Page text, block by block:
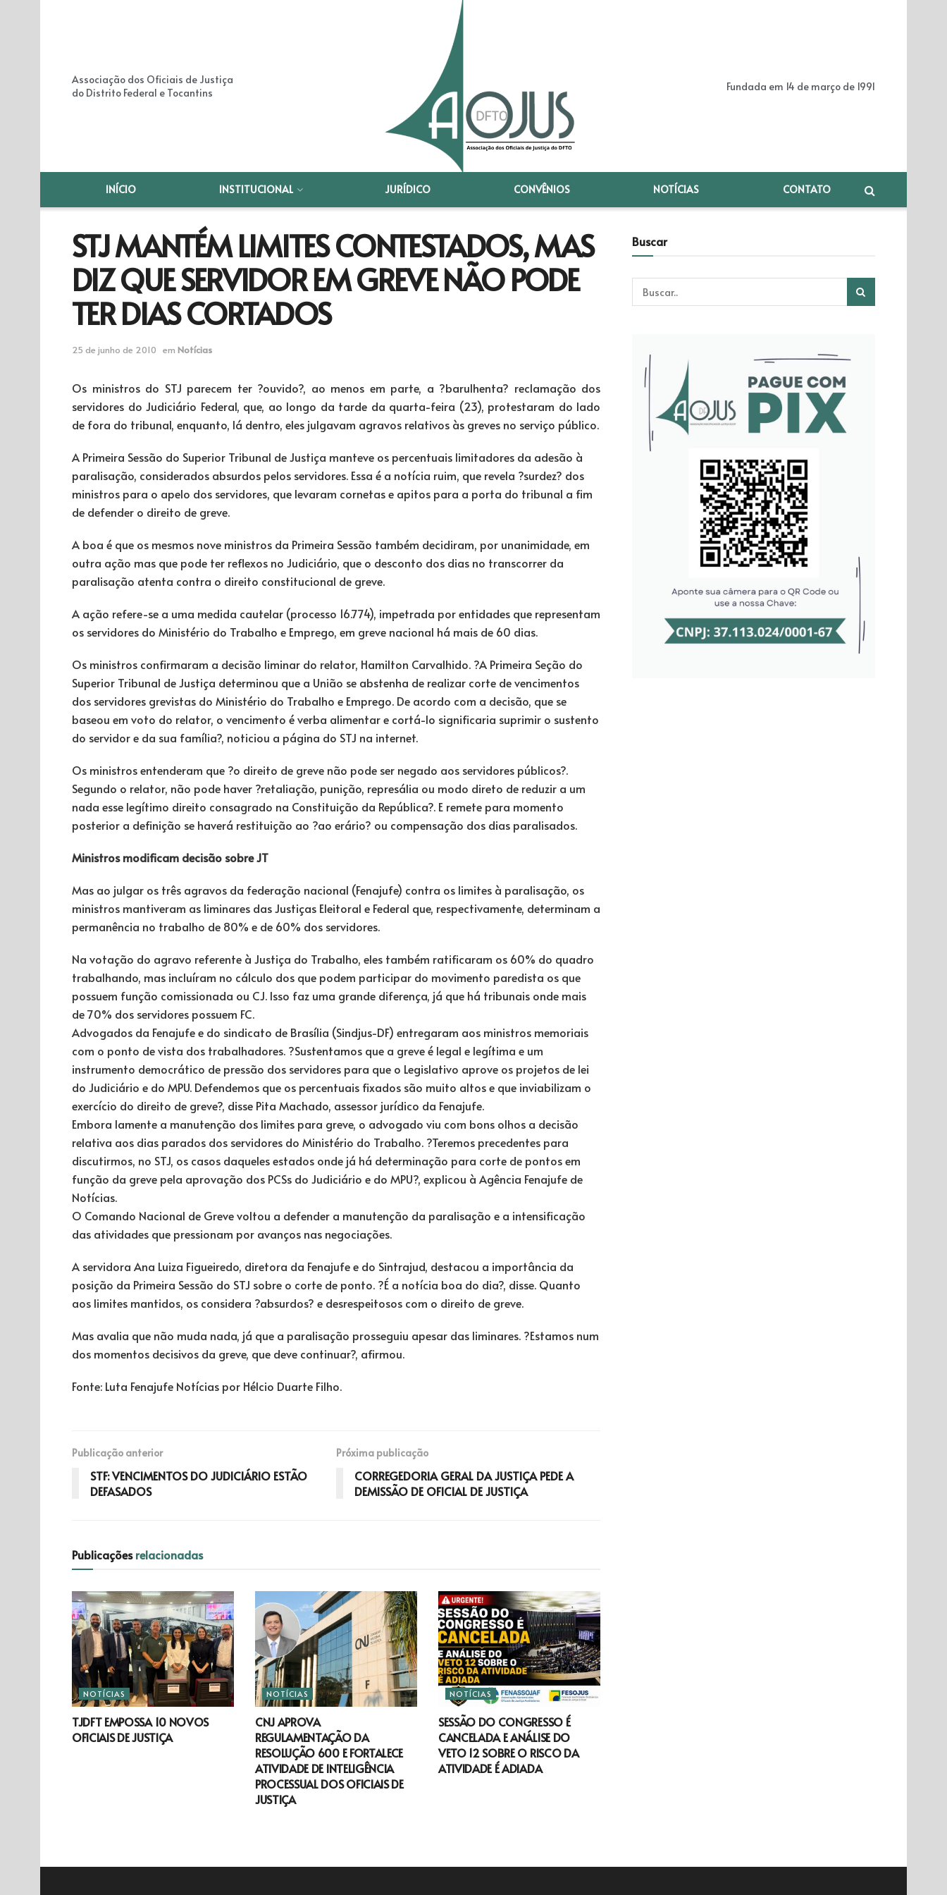
Associação dos Oficiais de Justiça
do Distrito Federal e Tocantins
Fundada em 14 de março de 1991
INÍCIO INSTITUCIONAL JURÍDICO CONVÊNIOS NOTÍCIAS CONTATO
STJ MANTÉM LIMITES CONTESTADOS, MAS
DIZ QUE SERVIDOR EM GREVE NÃO PODE
TER DIAS CORTADOS
25 de junho de 2010 em Notícias
Os ministros do STJ parecem ter ?ouvido?, ao menos em parte, a ?barulhenta? reclamação dos
servidores do Judiciário Federal, que, ao longo da tarde da quarta-feira (23), protestaram do lado
de fora do tribunal, enquanto, lá dentro, eles julgavam agravos relativos às greves no serviço público.
A Primeira Sessão do Superior Tribunal de Justiça manteve os percentuais limitadores da adesão à
paralisação, considerados absurdos pelos servidores. Essa é a notícia ruim, que revela ?surdez? dos
ministros para o apelo dos servidores, que levaram cornetas e apitos para a porta do tribunal a fim
de defender o direito de greve.
A boa é que os mesmos nove ministros da Primeira Sessão também decidiram, por unanimidade, em
outra ação mas que pode ter reflexos no Judiciário, que o desconto dos dias no transcorrer da
paralisação atenta contra o direito constitucional de greve.
A ação refere-se a uma medida cautelar (processo 16.774), impetrada por entidades que representam
os servidores do Ministério do Trabalho e Emprego, em greve nacional há mais de 60 dias.
Os ministros confirmaram a decisão liminar do relator, Hamilton Carvalhido. ?A Primeira Seção do
Superior Tribunal de Justiça determinou que a União se abstenha de realizar corte de vencimentos
dos servidores grevistas do Ministério do Trabalho e Emprego. De acordo com a decisão, que se
baseou em voto do relator, o vencimento é verba alimentar e cortá-lo significaria suprimir o sustento
do servidor e da sua família?, noticiou a página do STJ na internet.
Os ministros entenderam que ?o direito de greve não pode ser negado aos servidores públicos?.
Segundo o relator, não pode haver ?retaliação, punição, represália ou modo direto de reduzir a um
nada esse legítimo direito consagrado na Constituição da República?. E remete para momento
posterior a definição se haverá restituição ao ?ao erário? ou compensação dos dias paralisados.
Ministros modificam decisão sobre JT
Mas ao julgar os três agravos da federação nacional (Fenajufe) contra os limites à paralisação, os
ministros mantiveram as liminares das Justiças Eleitoral e Federal que, respectivamente, determinam a
permanência no trabalho de 80% e de 60% dos servidores.
Na votação do agravo referente à Justiça do Trabalho, eles também ratificaram os 60% do quadro
trabalhando, mas incluíram no cálculo dos que podem participar do movimento paredista os que
possuem função comissionada ou CJ. Isso faz uma grande diferença, já que há tribunais onde mais
de 70% dos servidores possuem FC.
Advogados da Fenajufe e do sindicato de Brasília (Sindjus-DF) entregaram aos ministros memoriais
com o ponto de vista dos trabalhadores. ?Sustentamos que a greve é legal e legítima e um
instrumento democrático de pressão dos servidores para que o Legislativo aprove os projetos de lei
do Judiciário e do MPU. Defendemos que os percentuais fixados são muito altos e que inviabilizam o
exercício do direito de greve?, disse Pita Machado, assessor jurídico da Fenajufe.
Embora lamente a manutenção dos limites para greve, o advogado viu com bons olhos a decisão
relativa aos dias parados dos servidores do Ministério do Trabalho. ?Teremos precedentes para
discutirmos, no STJ, os casos daqueles estados onde já há determinação para corte de pontos em
função da greve pela aprovação dos PCSs do Judiciário e do MPU?, explicou à Agência Fenajufe de
Notícias.
O Comando Nacional de Greve voltou a defender a manutenção da paralisação e a intensificação
das atividades que pressionam por avanços nas negociações.
A servidora Ana Luiza Figueiredo, diretora da Fenajufe e do Sintrajud, destacou a importância da
posição da Primeira Sessão do STJ sobre o corte de ponto. ?É a notícia boa do dia?, disse. Quanto
aos limites mantidos, os considera ?absurdos? e desrespeitosos com o direito de greve.
Mas avalia que não muda nada, já que a paralisação prosseguiu apesar das liminares. ?Estamos num
dos momentos decisivos da greve, que deve continuar?, afirmou.
Fonte: Luta Fenajufe Notícias por Hélcio Duarte Filho.
Publicação anterior
STF: VENCIMENTOS DO JUDICIÁRIO ESTÃO
DEFASADOS
Próxima publicação
CORREGEDORIA GERAL DA JUSTIÇA PEDE A
DEMISSÃO DE OFICIAL DE JUSTIÇA
Publicaçõesrelacionadas
NOTÍCIAS
TJDFT EMPOSSA 10 NOVOS
OFICIAIS DE JUSTIÇA
NOTÍCIAS
CNJ APROVA
REGULAMENTAÇÃO DA
RESOLUÇÃO 600 E FORTALECE
ATIVIDADE DE INTELIGÊNCIA
PROCESSUAL DOS OFICIAIS DE
JUSTIÇA
NOTÍCIAS
SESSÃO DO CONGRESSO É
CANCELADA E ANÁLISE DO
VETO 12 SOBRE O RISCO DA
ATIVIDADE É ADIADA
Buscar